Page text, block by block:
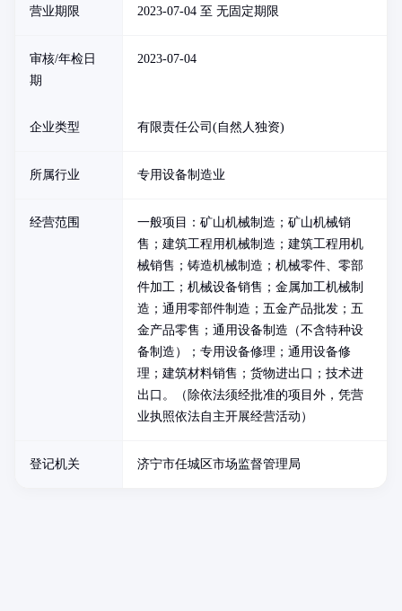
营业期限 2023-07-04 至 无固定期限
审核/年检日
期
2023-07-04
企业类型 有限责任公司(自然人独资)
所属行业 专用设备制造业
经营范围
一般项目：矿山机械制造；矿山机械销
售；建筑工程用机械制造；建筑工程用机
械销售；铸造机械制造；机械零件、零部
件加工；机械设备销售；金属加工机械制
造；通用零部件制造；五金产品批发；五
金产品零售；通用设备制造（不含特种设
备制造）；专用设备修理；通用设备修
理；建筑材料销售；货物进出口；技术进
出口。（除依法须经批准的项目外，凭营
业执照依法自主开展经营活动）
登记机关 济宁市任城区市场监督管理局